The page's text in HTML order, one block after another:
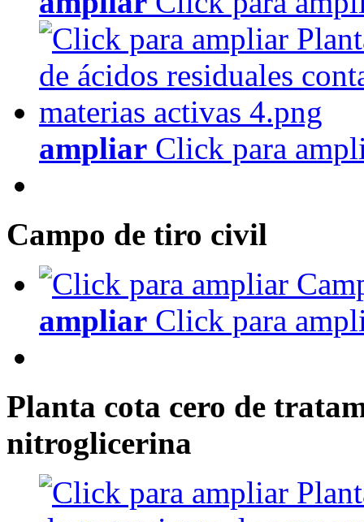
ampliar Click para
Campo de tiro civil
ampliar Click para
Planta cota cero de
nitroglicerina